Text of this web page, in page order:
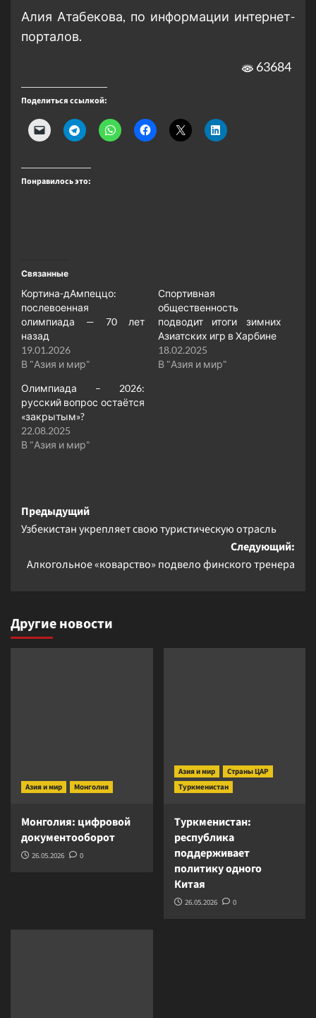
Алия Атабекова, по информации интернет-
порталов.
63684
Поделиться ссылкой:
Понравилось это:
Связанные
Кортина-дАмпеццо:
послевоенная
олимпиада — 70 лет
назад
19.01.2026
В "Азия и мир"
Спортивная
общественность
подводит итоги зимних
Азиатских игр в Харбине
18.02.2025
В "Азия и мир"
Олимпиада – 2026:
русский вопрос остаётся
«закрытым»?
22.08.2025
В "Азия и мир"
Навигация
записи
Предыдущий
Узбекистан укрепляет свою туристическую отрасль
Следующий:
Алкогольное «коварство» подвело финского тренера
Другие новости
Азия и мир Монголия
Монголия: цифровой
документооборот
26.05.2026 0
Азия и мир
Страны ЦАР
Туркменистан
Туркменистан:
республика
поддерживает
политику одного
Китая
26.05.2026 0